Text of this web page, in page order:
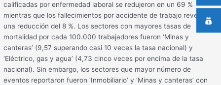
calificadas por enfermedad laboral se redujeron en un 69 %
mientras que los fallecimientos por accidente de trabajo revelan
una reducción del 8 %. Los sectores con mayores tasas de
mortalidad por cada 100.000 trabajadores fueron ‘Minas y
canteras’ (9,57 superando casi 10 veces la tasa nacional) y
‘Eléctrico, gas y agua’ (4,73 cinco veces por encima de la tasa
nacional). Sin embargo, los sectores que mayor número de
eventos reportaron fueron ‘Inmobiliario’ y ‘Minas y canteras’ con